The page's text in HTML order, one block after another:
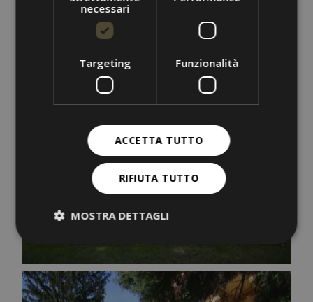
necessari
Targeting Funzionalità
ACCETTA TUTTO
RIFIUTA TUTTO
MOSTRA DETTAGLI